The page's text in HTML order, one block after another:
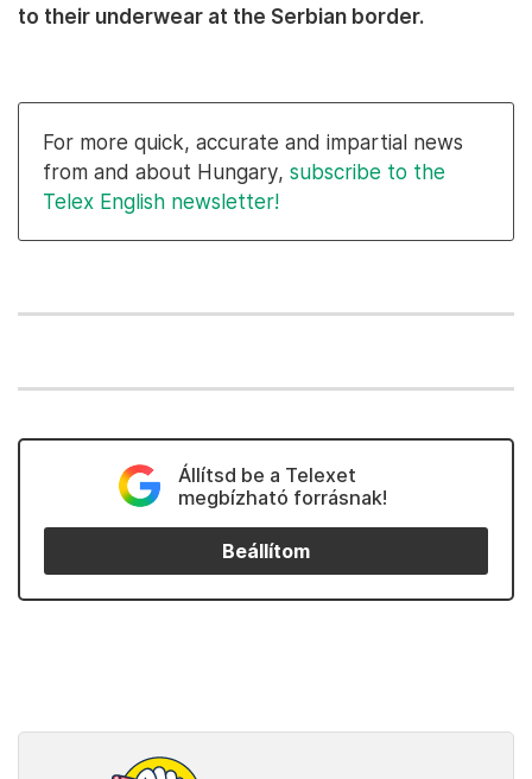
to their underwear at the Serbian border.
For more quick, accurate and impartial news
from and about Hungary, subscribe to the
Telex English newsletter!
Állítsd be a Telexet
megbízható forrásnak!
Beállítom